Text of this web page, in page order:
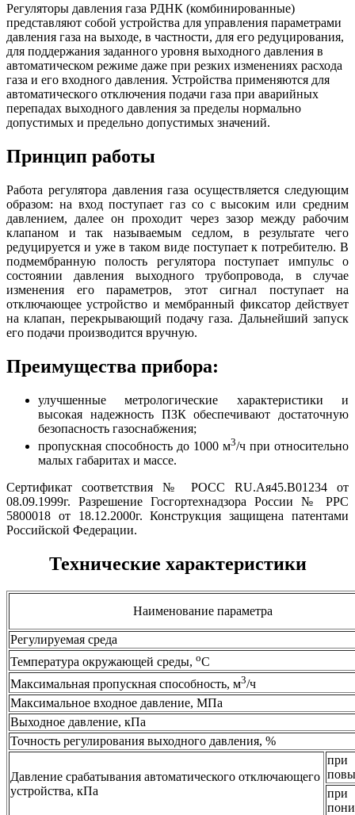
Регуляторы давления газа РДНК (комбинированные)
представляют собой устройства для управления параметрами
давления газа на выходе, в частности, для его редуцирования,
для поддержания заданного уровня выходного давления в
автоматическом режиме даже при резких изменениях расхода
газа и его входного давления. Устройства применяются для
автоматического отключения подачи газа при аварийных
перепадах выходного давления за пределы нормально
допустимых и предельно допустимых значений.
Принцип работы
Работа регулятора давления газа осуществляется следующим
образом: на вход поступает газ со с высоким или средним
давлением, далее он проходит через зазор между рабочим
клапаном и так называемым седлом, в результате чего
редуцируется и уже в таком виде поступает к потребителю. В
подмембранную полость регулятора поступает импульс о
состоянии давления выходного трубопровода, в случае
изменения его параметров, этот сигнал поступает на
отключающее устройство и мембранный фиксатор действует
на клапан, перекрывающий подачу газа. Дальнейший запуск
его подачи производится вручную.
Преимущества прибора:
улучшенные метрологические характеристики и
высокая надежность ПЗК обеспечивают достаточную
безопасность газоснабжения;
пропускная способность до 1000 м3/ч при относительно
малых габаритах и массе.
Сертификат соответствия № РОСС RU.Ая45.В01234 от
08.09.1999г. Разрешение Госгортехнадзора России № РРС
5800018 от 18.12.2000г. Конструкция защищена патентами
Российской Федерации.
Технические характеристики
Наименование параметра
Регулируемая среда
Температура окружающей среды, оС
Максимальная пропускная способность, м3/ч
Максимальное входное давление, МПа
Выходное давление, кПа
Точность регулирования выходного давления, %
Давление срабатывания автоматического отключающего
устройства, кПа
при
при